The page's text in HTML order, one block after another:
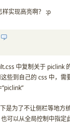
实现高亮啊？ :p
中复制关于 piclink
些到自己的 css 中，需
是为了不让侧栏等地方
可以从全局控制中指定